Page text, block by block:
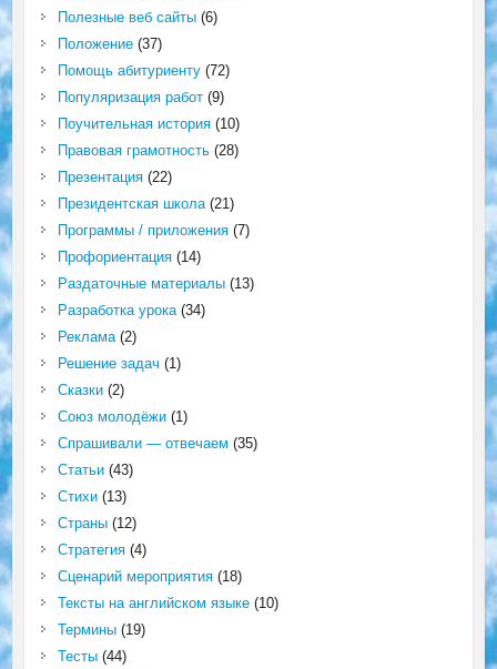
Полезные веб сайты(6)
Положение(37)
Помощь абитуриенту(72)
Популяризация работ(9)
Поучительная история(10)
Правовая грамотность(28)
Презентация(22)
Президентская школа(21)
Программы / приложения(7)
Профориентация(14)
Раздаточные материалы(13)
Разработка урока(34)
Реклама(2)
Решение задач (1)
Сказки(2)
Союз молодёжи(1)
Спрашивали — отвечаем (35)
Статьи(43)
Стихи(13)
Страны(12)
Стратегия(4)
Сценарий мероприятия(18)
Тексты на английском языке(10)
Термины(19)
Тесты(44)